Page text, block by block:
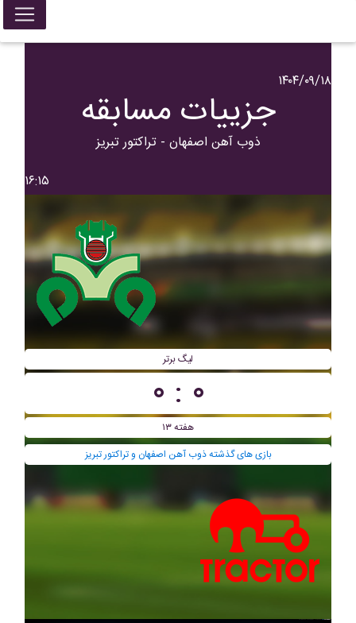
۱۴۰۴/۰۹/۱۸
جزییات مسابقه
ذوب آهن اصفهان - تراکتور تبریز
۱۶:۱۵
لیگ برتر
۰ : ۰
هفته ۱۳
بازی های گذشته ذوب آهن اصفهان و تراکتور تبریز